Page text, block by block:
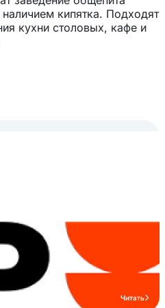
кипятка. Подходят
кухни столовых, кафе и
Читать